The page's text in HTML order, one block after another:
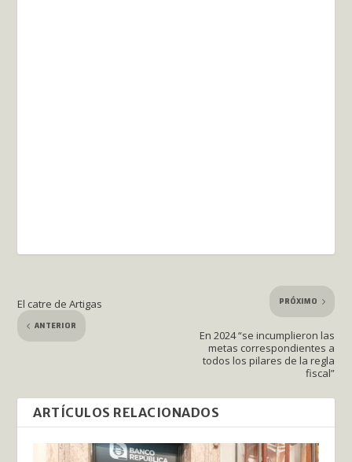
El catre de Artigas
ANTERIOR
PRÓXIMO
En 2024 “se incumplieron las
metas correspondientes a
todos los pilares de la regla
fiscal”
ARTÍCULOS RELACIONADOS